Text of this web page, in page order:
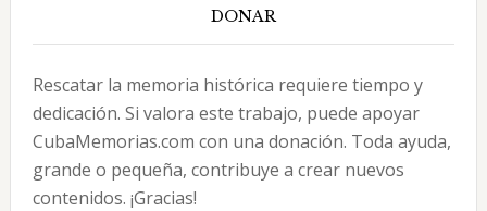
DONAR
Rescatar la memoria histórica requiere tiempo y
dedicación. Si valora este trabajo, puede apoyar
CubaMemorias.com con una donación. Toda ayuda,
grande o pequeña, contribuye a crear nuevos
contenidos. ¡Gracias!